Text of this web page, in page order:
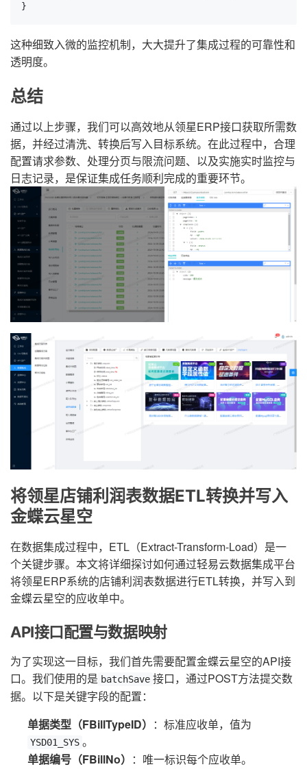
}
这种细致入微的监控机制，大大提升了集成过程的可靠性和
透明度。
总结
通过以上步骤，我们可以高效地从领星ERP接口获取所需数
据，并经过清洗、转换后写入目标系统。在此过程中，合理
配置请求参数、处理分页与限流问题、以及实施实时监控与
日志记录，是保证集成任务顺利完成的重要环节。
将领星店铺利润表数据ETL转换并写入
金蝶云星空
在数据集成过程中，ETL（Extract-Transform-Load）是一
个关键步骤。本文将详细探讨如何通过轻易云数据集成平台
将领星ERP系统的店铺利润表数据进行ETL转换，并写入到
金蝶云星空的应收单中。
API接口配置与数据映射
为了实现这一目标，我们首先需要配置金蝶云星空的API接
口。我们使用的是 batchSave 接口，通过POST方法提交数
据。以下是关键字段的配置：
单据类型（FBillTypeID） ：标准应收单，值为
YSD01_SYS 。
单据编号（FBillNo） ：唯一标识每个应收单。